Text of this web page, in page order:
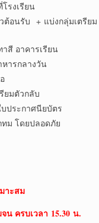
รงเรียน
อนรับ + แบ่งกลุ่มเตรียม
สี อาคารเรียน
ารกลางวัน
ยมตัวกลับ
ประกาศนียบัตร
ม โดยปลอดภัย
าะสม
น ครบเวลา 15.30 น.